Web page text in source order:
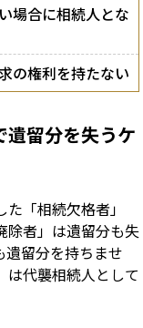
場合に相続人とな
の権利を持たない
遺留分を失うケ
「相続欠格者」
除者」は遺留分も失
遺留分を持ちませ
は代襲相続人として